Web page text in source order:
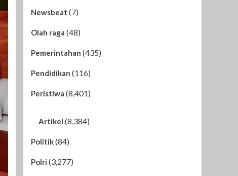
Newsbeat (7)
Olah raga (48)
Pemerintahan (435)
Pendidikan (116)
Peristiwa (8,401)
Artikel (8,384)
Politik(84)
Polri (3,277)